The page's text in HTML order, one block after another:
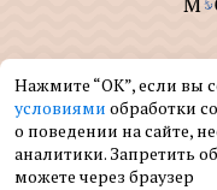
ООО
реализацией
© ООО
Нажмите “ОК”, если вы
условиями обработки
о поведении на сайте,
аналитики. Запретить
можете через браузер